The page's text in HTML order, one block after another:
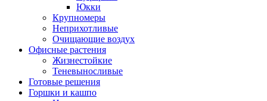
Юкки
Крупномеры
Неприхотливые
Очищающие воздух
Офисные растения
Жизнестойкие
Теневыносливые
Готовые решения
Горшки и кашпо